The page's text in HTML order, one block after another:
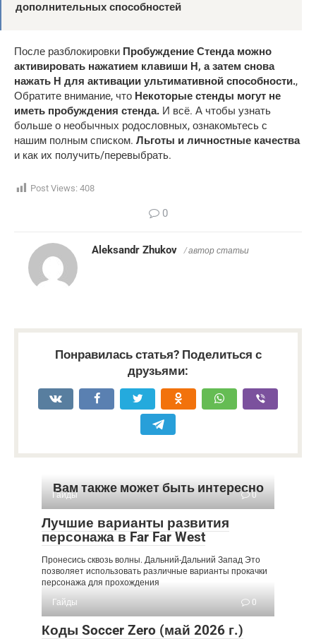
дополнительных способностей
После разблокировки Пробуждение Стенда можно
активировать нажатием клавиши H, а затем снова
нажать H для активации ультимативной способности.,
Обратите внимание, что Некоторые стенды могут не
иметь пробуждения стенда. И всё. А чтобы узнать
больше о необычных родословных, ознакомьтесь с
нашим полным списком. Льготы и личностные качества
и как их получить/перевыбрать.
Post Views: 408
0
Aleksandr Zhukov / автор статьи
Понравилась статья? Поделиться с
друзьями:
Вам также может быть интересно
Гайды 0
Лучшие варианты развития
персонажа в Far Far West
Пронесись сквозь волны. Дальний-Дальний Запад Это
позволяет использовать различные варианты прокачки
персонажа для прохождения
Гайды
0
Коды Soccer Zero (май 2026 г.)